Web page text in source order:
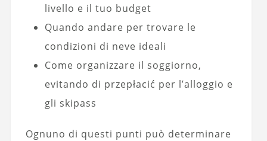
livello e il tuo budget
Quando andare per trovare le
condizioni di neve ideali
Come organizzare il soggiorno,
evitando di przepłacić per l’alloggio e
gli skipass
Ognuno di questi punti può determinare